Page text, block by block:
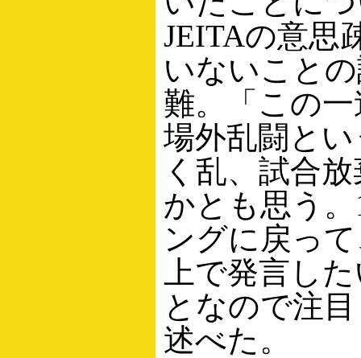
JEITAの意思
いないこと
難。「この
場外乱闘と
く乱、試合
かとも思う
ングに戻っ
上で発言し
となので注
述べた。